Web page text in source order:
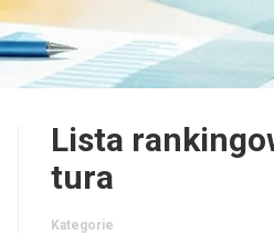
Lista
tura
Kategorie